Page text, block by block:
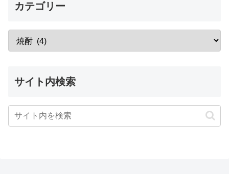
カテゴリー
サイト内検索